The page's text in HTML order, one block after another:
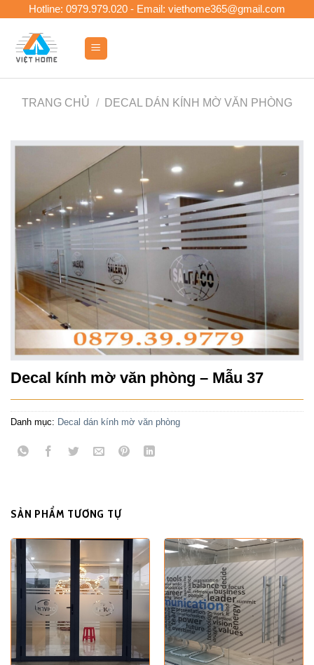
content
Hotline: 0979.979.020 - Email: viethome365@gmail.com
TRANG CHỦ / DECAL DÁN KÍNH MỜ VĂN PHÒNG
Decal kính mờ văn phòng – Mẫu 37
Danh mục: Decal dán kính mờ văn phòng
SẢN PHẨM TƯƠNG TỰ